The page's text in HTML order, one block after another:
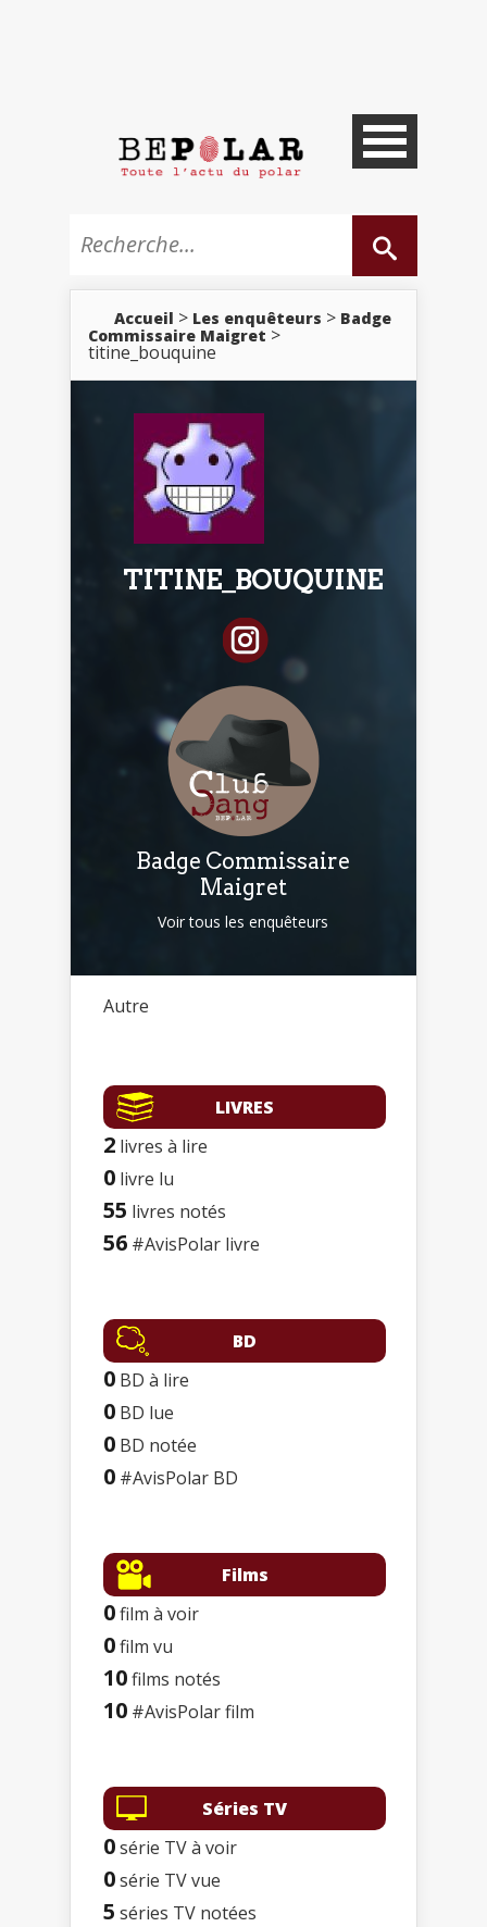
Accueil > Les enquêteurs > Badge
Commissaire Maigret >
titine_bouquine
TITINE_BOUQUINE
Badge Commissaire
Maigret
Voir tous les enquêteurs
Autre
LIVRES
2 livres à lire
0 livre lu
55 livres notés
56 #AvisPolar livre
BD
0 BD à lire
0 BD lue
0 BD notée
0 #AvisPolar BD
Films
0film à voir
0film vu
10films notés
10 #AvisPolar film
Séries TV
0série TV à voir
0série TV vue
5 séries TV notées